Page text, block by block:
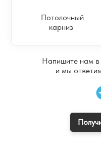
Потолочный
карниз
Напишите нам
и мы